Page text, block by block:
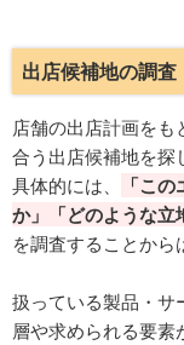
出店候補地の調査
店舗の出店計画をも
合う出店候補地を探
具体的には、
「こ
か」「どのような立
を調査することから
扱っている製品・サ
層や求められる要